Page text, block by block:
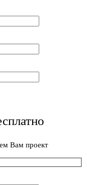
Вам проект